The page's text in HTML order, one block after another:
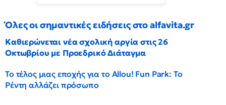
Όλες οι σημαντικές ειδήσεις στο alfavita.gr
Καθιερώνεται νέα σχολική αργία στις 26
Οκτωβρίου με Προεδρικό Διάταγμα
Το τέλος μιας εποχής για το Allou! Fun Park: Το
Ρέντη αλλάζει πρόσωπο